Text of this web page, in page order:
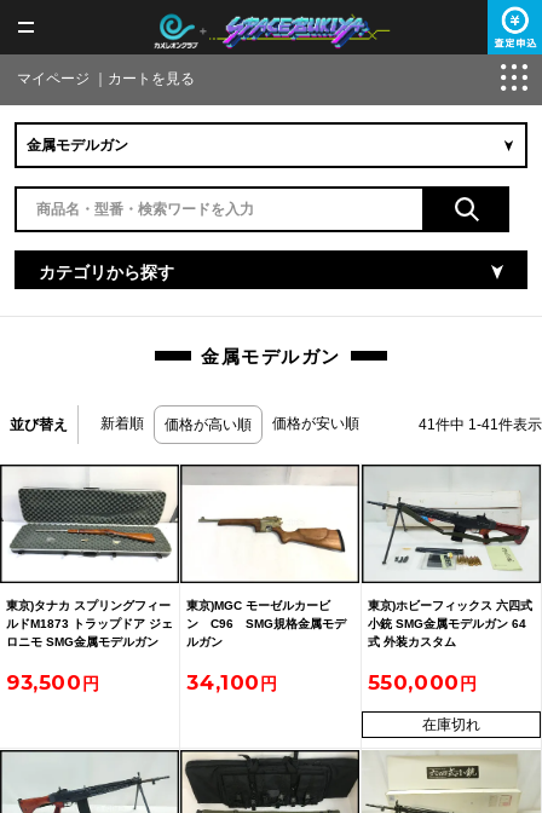
マイページ カートを見る
カテゴリから探す
金属モデルガン
並び替え 新着順 価格が高い順 価格が安い順 41件中 1-41件表示
東京)タナカ スプリングフィー
ルドM1873 トラップドア ジェ
ロニモ SMG金属モデルガン
93,500
東京)MGC モーゼルカービ
ン C96 SMG規格金属モデ
ルガン
34,100
東京)ホビーフィックス 六四式
小銃 SMG金属モデルガン 64
式 外装カスタム
550,000
在庫切れ